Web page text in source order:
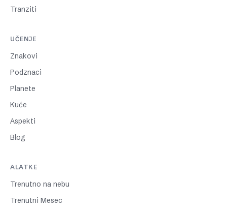
Tranziti
UČENJE
Znakovi
Podznaci
Planete
Kuće
Aspekti
Blog
ALATKE
Trenutno na nebu
Trenutni Mesec